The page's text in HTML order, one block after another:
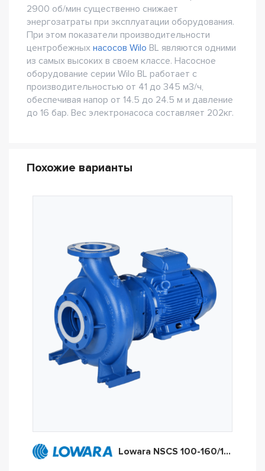
2900 об/мин существенно снижает
энергозатраты при эксплуатации оборудования.
При этом показатели производительности
центробежных насосов Wilo BL являются одними
из самых высоких в своем классе. Насосное
оборудование серии Wilo BL работает с
производительностью от 41 до 345 м3/ч,
обеспечивая напор от 14.5 до 24.5 м и давление
до 16 бар. Вес электронасоса составляет 202кг.
Похожие варианты
Lowara NSCS 100-160/150